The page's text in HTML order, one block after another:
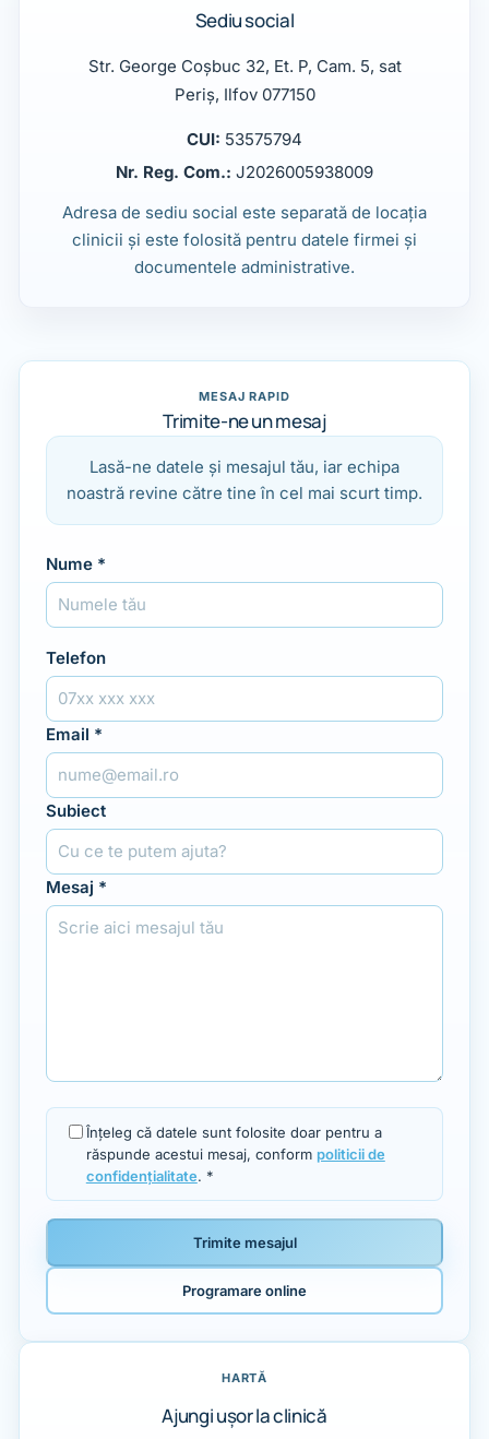
Sediu social
Str. George Coșbuc 32, Et. P, Cam. 5, sat
Periș, Ilfov 077150
CUI: 53575794
Nr. Reg. Com.: J2026005938009
Adresa de sediu social este separată de locația
clinicii și este folosită pentru datele firmei și
documentele administrative.
MESAJ RAPID
Trimite-ne un mesaj
Lasă-ne datele și mesajul tău, iar echipa
noastră revine către tine în cel mai scurt timp.
Nume *
Telefon
Email *
Subiect
Mesaj *
Înțeleg că datele sunt folosite doar pentru a
răspunde acestui mesaj, conform politicii de
confidențialitate. *
Trimite mesajul
Programare online
HARTĂ
Ajungi ușor la clinică